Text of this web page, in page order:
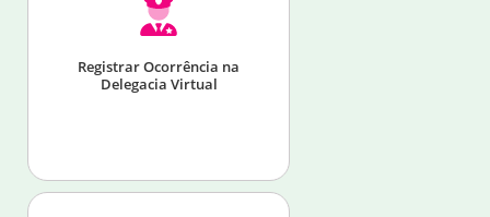
Registrar Ocorrência na
Delegacia Virtual